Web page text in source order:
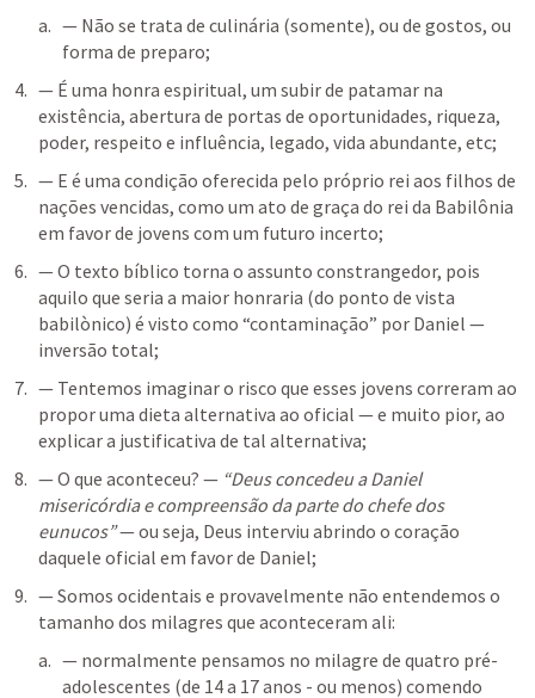
— Não se trata de culinária (somente), ou de gostos, ou
forma de preparo;
— É uma honra espiritual, um subir de patamar na
existência, abertura de portas de oportunidades, riqueza,
poder, respeito e influência, legado, vida abundante, etc;
— E é uma condição oferecida pelo próprio rei aos filhos de
nações vencidas, como um ato de graça do rei da Babilônia
em favor de jovens com um futuro incerto;
— O texto bíblico torna o assunto constrangedor, pois
aquilo que seria a maior honraria (do ponto de vista
babilònico) é visto como “contaminação” por Daniel —
inversão total;
— Tentemos imaginar o risco que esses jovens correram ao
propor uma dieta alternativa ao oficial — e muito pior, ao
explicar a justificativa de tal alternativa;
— O que aconteceu? — “Deus concedeu a Daniel
misericórdia e compreensão da parte do chefe dos
eunucos” — ou seja, Deus interviu abrindo o coração
daquele oficial em favor de Daniel;
— Somos ocidentais e provavelmente não entendemos o
tamanho dos milagres que aconteceram ali:
— normalmente pensamos no milagre de quatro pré-
adolescentes (de 14 a 17 anos - ou menos) comendo